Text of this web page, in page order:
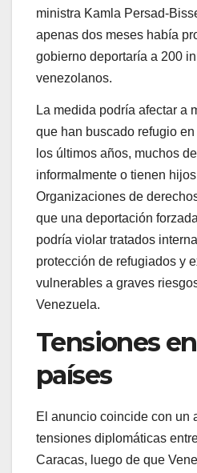
ministra Kamla Persad-
apenas dos meses había
gobierno deportaría a 200
venezolanos.
La medida podría afectar a
que han buscado refugio
los últimos años, muchos
informalmente o tienen
Organizaciones de
que una deportación
podría violar tratados
protección de refugiados y
vulnerables a graves
Venezuela.
Tensiones
países
El anuncio coincide con un
tensiones diplomáticas
Caracas, luego de que